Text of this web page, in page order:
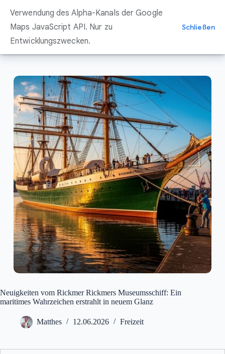
Inhalt
springen
Neuigkeiten vom Rickmer Rickmers Museumsschiff: Ein
maritimes Wahrzeichen erstrahlt in neuem Glanz
Matthes 12.06.2026 Freizeit
Verwendung des Alpha-Kanals der Google
Maps JavaScript API. Nur zu
Entwicklungszwecken.
Schließen